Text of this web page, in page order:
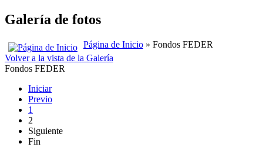
Galería de fotos
Página de Inicio » Fondos FEDER
Volver a la vista de la Galería
Fondos FEDER
Iniciar
Previo
1
2
Siguiente
Fin